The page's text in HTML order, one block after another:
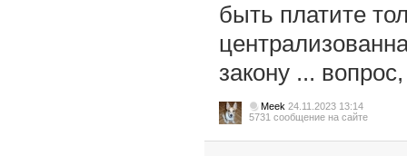
быть платите
закону ...
Meek 24.11.2023 13:14
5731 сообщение на сайте